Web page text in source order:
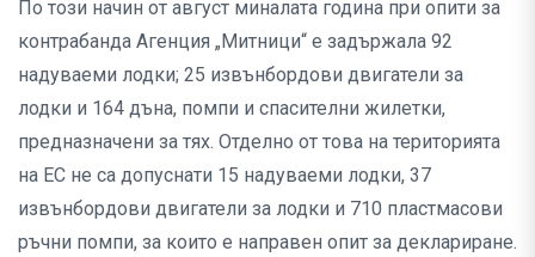
По този начин от август миналата година при опити за
контрабанда Агенция „Митници“ е задържала 92
надуваеми лодки; 25 извънбордови двигатели за
лодки и 164 дъна, помпи и спасителни жилетки,
предназначени за тях. Отделно от това на територията
на ЕС не са допуснати 15 надуваеми лодки, 37
извънбордови двигатели за лодки и 710 пластмасови
ръчни помпи, за които е направен опит за деклариране.